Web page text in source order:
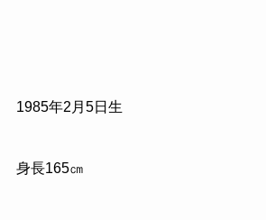
1985年2月5日生
身長165㎝